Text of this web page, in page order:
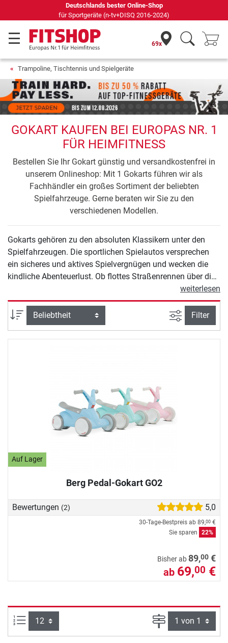
Deutschlands bester Online-Shop
für Sportgeräte (n-tv+DISQ 2016-2024)
69x
Trampoline, Tischtennis und Spielgeräte
GOKART KAUFEN BEI EUROPAS NR. 1
FÜR HEIMFITNESS
Bestellen Sie Ihr Gokart günstig und versandkostenfrei in
unserem Onlineshop: Mit 1 Gokarts führen wir als
Fachhändler ein großes Sortiment der beliebten
Spielfahrzeuge. Gerne beraten wir Sie zu den
verschiedenen Modellen.
Gokarts gehören zu den absoluten Klassikern unter den
Spielfahrzeugen. Die sportlichen Spielautos versprechen
ein sicheres und aktives Spielvergnügen und wecken die
kindliche Abenteuerlust. Ob flottes Straßenrennen über die
Spielstraße, ein Race durch den Stadtpark oder eine
Abenteuertour durchs Gelände: Die robusten
Spielfahrzeuge sind vielseitig einsetzbar und machen (fast)
alles mit. Die Gokarts in unserem Gokart Shop vereinen
höchste Sicherheitsstandards und langlebige Materialien
weiterlesen
Sortierung Ansicht
Filter
Auf Lager
Berg Pedal-Gokart GO2
Bewertungen (2) 5,0
30-Tage-Bestpreis ab 89,00 €
Sie sparen
22%
Bisher ab89,00 €
ab 69,00 €
Artikel pro Seite: Seite